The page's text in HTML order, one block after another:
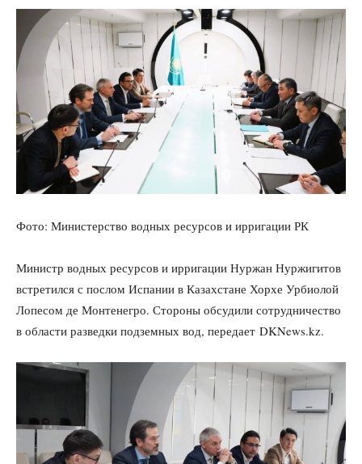
Фото: Министерство водных ресурсов и ирригации РК
Министр водных ресурсов и ирригации Нуржан Нуржигитов
встретился с послом Испании в Казахстане Хорхе Урбиолой
Лопесом де Монтенегро. Стороны обсудили сотрудничество
в области разведки подземных вод, передает DKNews.kz.